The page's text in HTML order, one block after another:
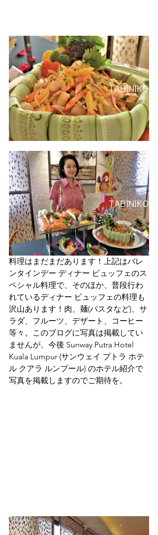
料理はまだまだあります！上記はバレ
ンタインデー ディナー ビュッフェのス
ペシャル料理で、そのほか、普段行わ
れているディナー ビュッフェの料理も
沢山あります！肉、麺(パスタなど)、サ
ラダ、フルーツ、デザート、コーヒー
等々。このブログに写真は掲載してい
ませんが、今後 Sunway Putra Hotel
Kuala Lumpur (サンウェイ プトラ ホテ
ル クアラ ルンプール) のホテル紹介で
写真を掲載しますのでご期待を。